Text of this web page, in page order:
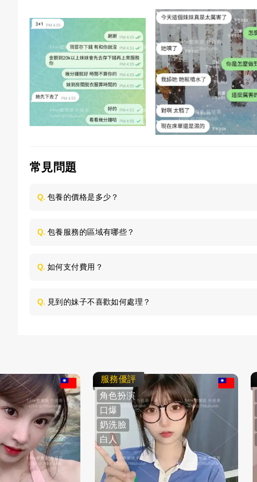
常見問題
Q. 包養的價格是多少？
Q. 包養服務的區域有哪些？
Q. 如何支付費用？
Q. 見到的妹子不喜歡如何處理？
服務優評
角色扮演
口爆
奶洗臉
白人